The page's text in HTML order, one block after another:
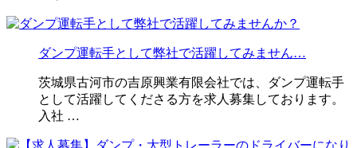
ダンプ運転手として弊社で活躍してみません…
茨城県古河市の吉原興業有限会社では、ダンプ運転手
として活躍してくださる方を求人募集しております。
入社 …